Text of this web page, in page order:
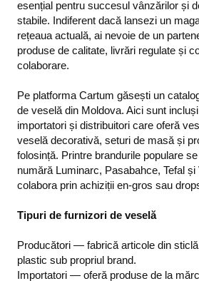
esențial pentru succesul vânzărilor și
stabile. Indiferent dacă lansezi un
rețeaua actuală, ai nevoie de un
produse de calitate, livrări regulate și
colaborare.
Pe platforma Cartum găsești un
de veselă din Moldova. Aici sunt
importatori și distribuitori care oferă
veselă decorativă, seturi de masă și
folosință. Printre brandurile populare se
numără Luminarc, Pasabahce, Tefal
colabora prin achiziții en-gros sau
Tipuri de furnizori de veselă
Producători — fabrică articole din
plastic sub propriul brand.
Importatori — oferă produse de la